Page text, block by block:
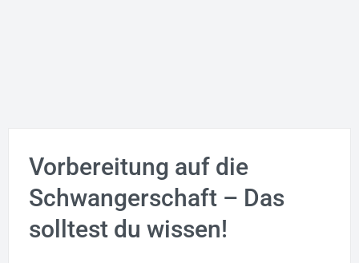
Vorbereitung auf die
Schwangerschaft – Das
solltest du wissen!